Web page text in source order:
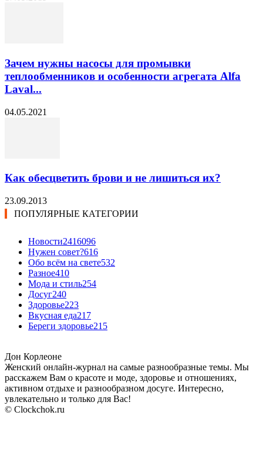
Зачем нужны насосы для промывки
теплообменников и особенности агрегата Alfa
Laval...
04.05.2021
Как обесцветить брови и не лишиться их?
23.09.2013
ПОПУЛЯРНЫЕ КАТЕГОРИИ
Новости2416096
Нужен совет?616
Обо всём на свете532
Разное410
Мода и стиль254
Досуг240
Здоровье223
Вкусная еда217
Береги здоровье215
Дон Корлеоне
Женский онлайн-журнал на самые разнообразные темы. Мы
расскажем Вам о красоте и моде, здоровье и отношениях,
активном отдыхе и разнообразном досуге. Интересно,
увлекательно и только для Вас!
© Clockchok.ru